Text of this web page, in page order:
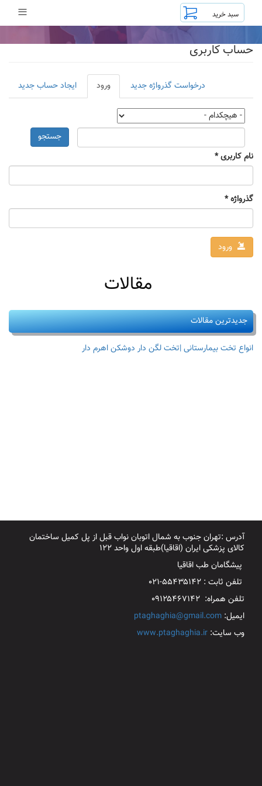
محتوای
≡
حساب کاربری
تب‌های
اولیه
ایجاد حساب جدید ورود
فعال)
درخواست گذرواژه جدید
جستجو
نام کاربری*
گذرواژه*
ورود
مقالات
جدیدترین مقالات
انواع تخت بیمارستانی |تخت لگن دار دوشکن اهرم دار
آدرس :تهران جنوب به شمال اتوبان نواب قبل از پل کمیل ساختمان
کالای پزشکی ایران (اقاقیا)طبقه اول واحد ۱۲۲
پیشگامان طب اقاقیا
تلفن ثابت : ۵۵۴۳۵۱۴۲-۰۲۱
تلفن همراه: ۰۹۱۲۵۴۶۷۱۴۲
ایمیل: ptaghaghia@gmail.com
وب سایت: www.ptaghaghia.ir